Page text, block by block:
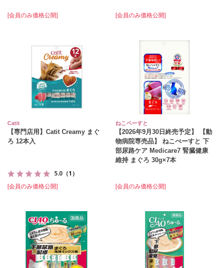
[会員のみ価格公開] [会員のみ価格公開]
Catit
【専門店用】Catit Creamy まぐ
ろ 12本入
5.0 （1）
[会員のみ価格公開]
ねこペーすと
【2026年9月30日終売予定】 【動
物病院専売品】 ねこぺーすと 下
部尿路ケア Medicare7 腎臓健康
維持 まぐろ 30g×7本
[会員のみ価格公開]